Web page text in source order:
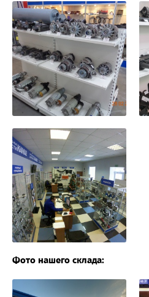
Фото нашего склада: